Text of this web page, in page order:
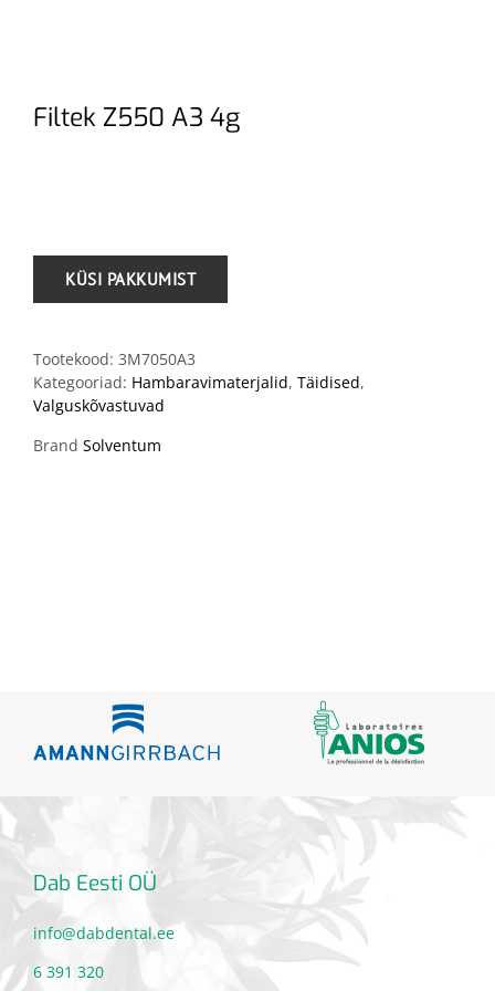
Filtek Z550 A3 4g
Tootekood: 3M7050A3
Kategooriad: Hambaravimaterjalid, Täidised,
Valguskõvastuvad
Brand Solventum
Dab Eesti OÜ
info@dabdental.ee
6 391 320